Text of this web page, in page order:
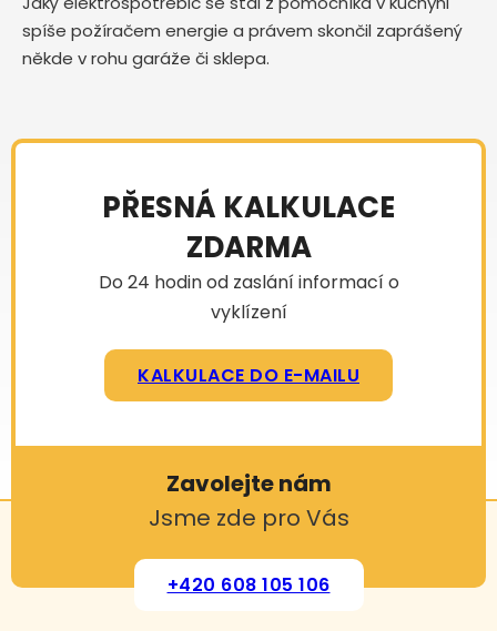
spíše požíračem energie a právem skončil zaprášený
někde v rohu garáže či sklepa.
PŘESNÁ KALKULACE
ZDARMA
Do 24 hodin od zaslání informací o
vyklízení
KALKULACE DO E-MAILU
Zavolejte nám
Jsme zde pro Vás
+420 608 105 106